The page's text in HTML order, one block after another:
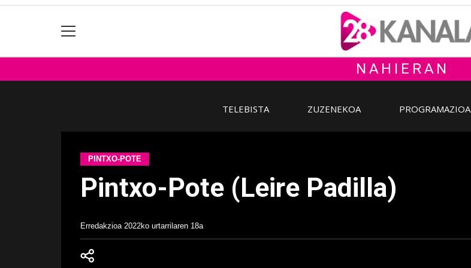
NAHIERAN
TELEBISTA ZUZENEKOA PROGRAMAZIOA
PINTXO-POTE
Pintxo-Pote (Leire Padilla)
Erredakzioa 2022ko urtarrilaren 18a